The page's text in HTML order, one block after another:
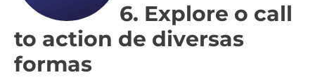
6. Explore o call
to action de diversas
formas